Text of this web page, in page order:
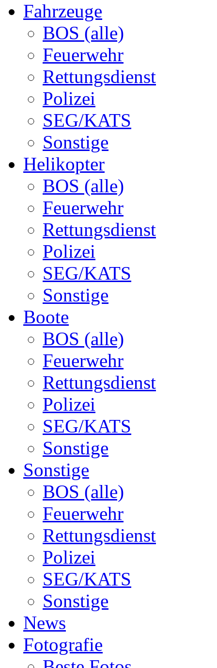
Fahrzeuge
BOS (alle)
Feuerwehr
Rettungsdienst
Polizei
SEG/KATS
Sonstige
Helikopter
BOS (alle)
Feuerwehr
Rettungsdienst
Polizei
SEG/KATS
Sonstige
Boote
BOS (alle)
Feuerwehr
Rettungsdienst
Polizei
SEG/KATS
Sonstige
Sonstige
BOS (alle)
Feuerwehr
Rettungsdienst
Polizei
SEG/KATS
Sonstige
News
Fotografie